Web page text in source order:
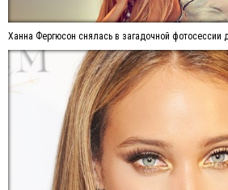
Ханна Фергюсон снялась в загадочной фотосессии